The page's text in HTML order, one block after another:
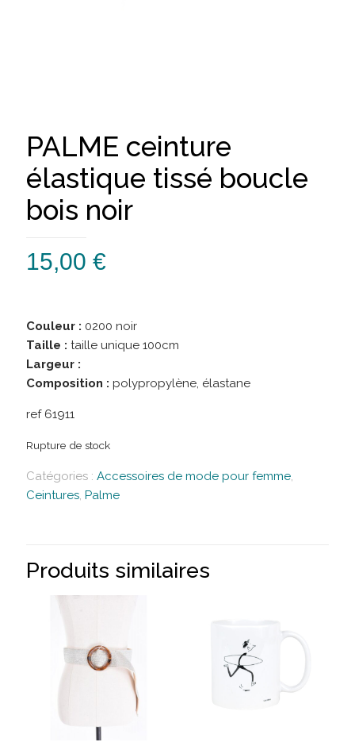
PALME ceinture
élastique tissé boucle
bois noir
15,00 €
Couleur : 0200 noir
Taille : taille unique 100cm
Largeur :
Composition : polypropylène, élastane
ref 61911
Rupture de stock
Catégories : Accessoires de mode pour femme,
Ceintures, Palme
Produits similaires